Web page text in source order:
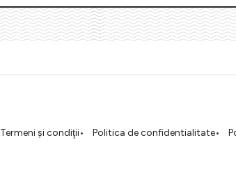
Termeni şi condiţii Politica de confidentialitate